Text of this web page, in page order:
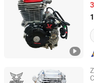
Guangdong, China